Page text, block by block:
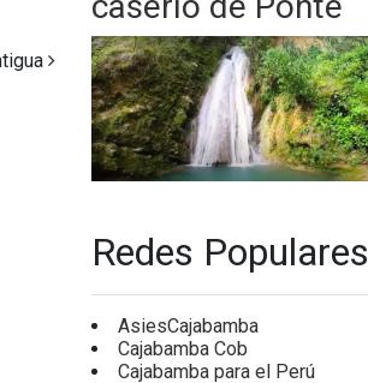
Redes Populares
AsiesCajabamba
Cajabamba Cob
Cajabamba para el Perú